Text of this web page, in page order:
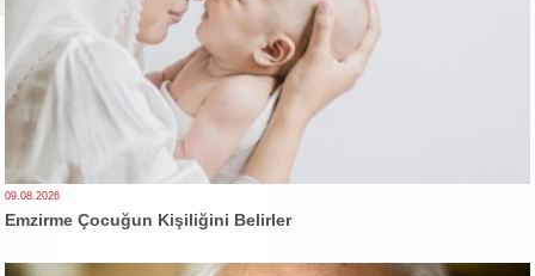
09.08.2026
Emzirme Çocuğun Kişiliğini Belirler